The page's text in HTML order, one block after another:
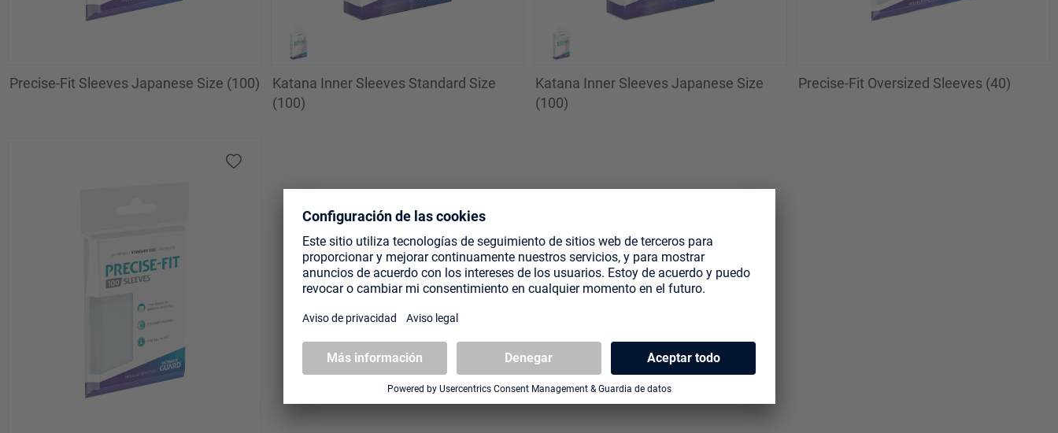
Precise-Fit Sleeves Japanese Size (100)
Katana Inner Sleeves Standard Size
(100)
Katana Inner Sleeves Japanese Size
(100)
Precise-Fit Oversized Sleeves (40)